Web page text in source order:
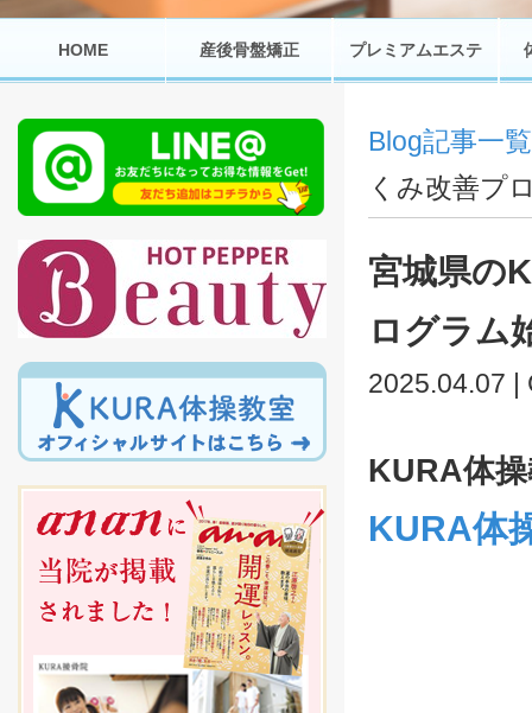
HOME 産後骨盤矯正 プレミアムエステ
Blog記事一覧
くみ改善プ
宮城県の
ログラム
2025.04.07
KURA体
KURA体